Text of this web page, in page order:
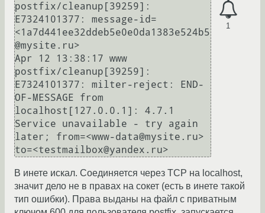
1
postfix/cleanup[39259]:
E7324101377: message-id=
<1a7d441ee32ddeb5e0e0da1383e524b5
@mysite.ru>
Apr 12 13:38:17 www
postfix/cleanup[39259]:
E7324101377: milter-reject: END-
OF-MESSAGE from
localhost[127.0.0.1]: 4.7.1
Service unavailable - try again
later; from=<www-data@mysite.ru>
В инете искал. Соединяется через TCP на localhost,
значит дело не в правах на сокет (есть в инете такой
тип ошибки). Права выданы на файл с приватным